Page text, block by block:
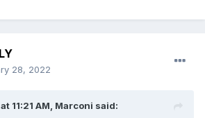
28, 2022
11:21 AM, Marconi said: